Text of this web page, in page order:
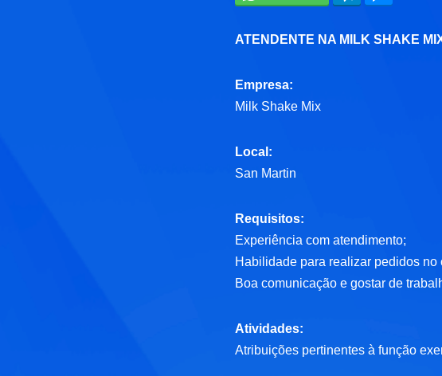
ATENDENTE NA MILK SHAKE
Empresa:
Milk Shake Mix
Local:
San Martin
Requisitos:
Experiência com atendimento;
Habilidade para realizar pedidos no
Boa comunicação e gostar de
Atividades:
Atribuições pertinentes à função